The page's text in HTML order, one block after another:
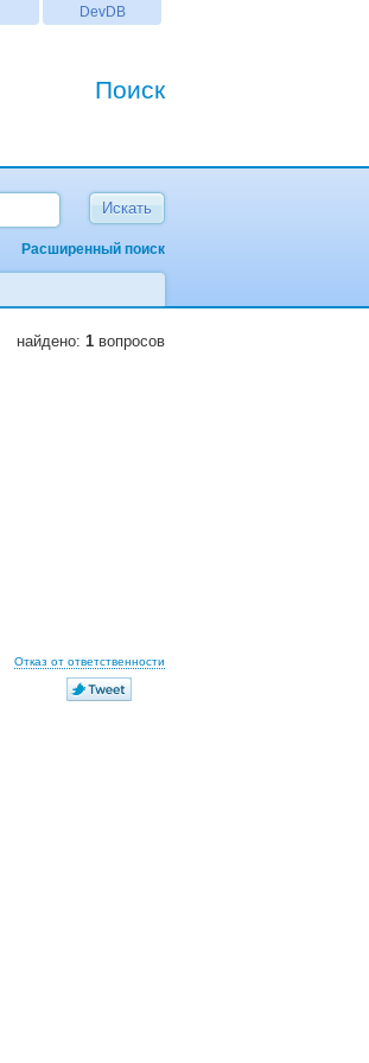
DevDB
Поиск
Расширенный поиск
найдено: 1 вопросов
Отказ от ответственности